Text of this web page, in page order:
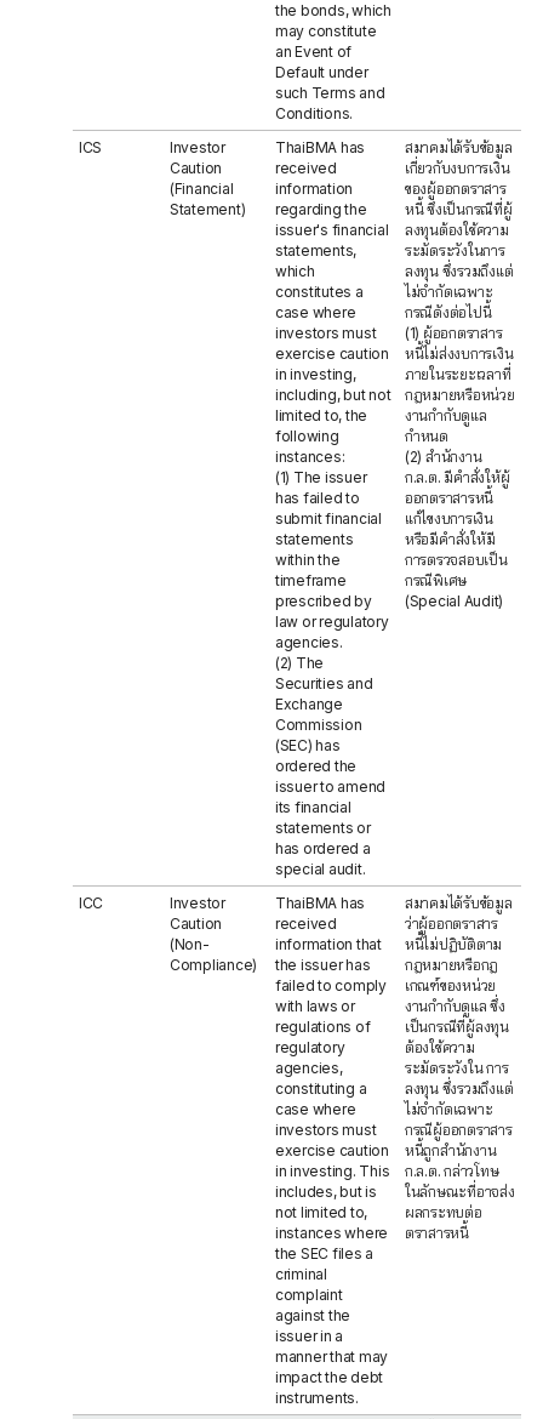
the bonds, which
may constitute
an Event of
Default under
such Terms and
Conditions.
ICS
Investor
Caution
(Financial
Statement)
ThaiBMA has
received
information
regarding the
issuer's financial
statements,
which
constitutes a
case where
investors must
exercise caution
in investing,
including, but not
limited to, the
following
instances:
(1) The issuer
has failed to
submit financial
statements
within the
timeframe
prescribed by
law or regulatory
agencies.
(2) The
Securities and
Exchange
Commission
(SEC) has
ordered the
issuer to amend
its financial
statements or
has ordered a
special audit.
สมาคมได้รับข้อมูล
เกี่ยวกับงบการเงิน
ของผู้ออกตราสาร
หนี้ ซึ่งเป็นกรณีที่ผู้
ลงทุนต้องใช้ความ
ระมัดระวังในการ
ลงทุน ซึ่งรวมถึงแต่
ไม่จำกัดเฉพาะ
กรณีดังต่อไปนี้
(1) ผู้ออกตราสาร
หนี้ไม่ส่งงบการเงิน
ภายในระยะเวลาที่
กฎหมายหรือหน่วย
งานกำกับดูแล
กำหนด
(2) สำนักงาน
ก.ล.ต. มีคำสั่งให้ผู้
ออกตราสารหนี้
แก้ไขงบการเงิน
หรือมีคำสั่งให้มี
การตรวจสอบเป็น
กรณีพิเศษ
(Special Audit)
ICC
Investor
Caution
(Non-
Compliance)
ThaiBMA has
received
information that
the issuer has
failed to comply
with laws or
regulations of
regulatory
agencies,
constituting a
case where
investors must
exercise caution
in investing. This
includes, but is
not limited to,
instances where
the SEC files a
criminal
complaint
against the
issuer in a
manner that may
impact the debt
instruments.
สมาคมได้รับข้อมูล
ว่าผู้ออกตราสาร
หนี้ไม่ปฏิบัติตาม
กฎหมายหรือกฎ
เกณฑ์ของหน่วย
งานกำกับดูแล ซึ่ง
เป็นกรณีที่ผู้ลงทุน
ต้องใช้ความ
ระมัดระวังใน การ
ลงทุน ซึ่งรวมถึงแต่
ไม่จำกัดเฉพาะ
กรณีผู้ออกตราสาร
หนี้ถูกสำนักงาน
ก.ล.ต. กล่าวโทษ
ในลักษณะที่อาจส่ง
ผลกระทบต่อ
ตราสารหนี้